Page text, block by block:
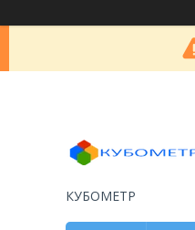
КУБОМЕТР